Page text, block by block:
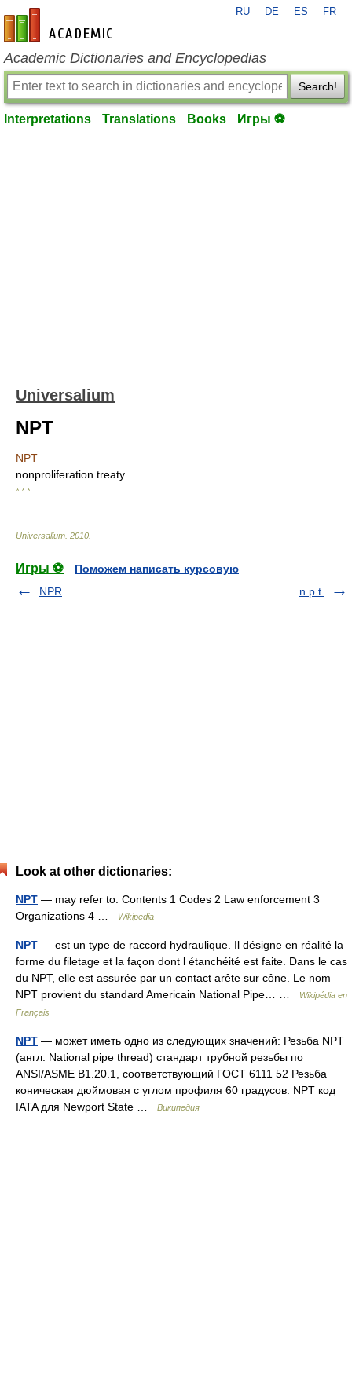
en-academic.com
RU DE ES FR
Academic Dictionaries and Encyclopedias
Search!
Interpretations Translations Books Игры ⚽
Universalium
NPT
NPT
nonproliferation treaty.
* * *
Universalium 2010
Игры ⚽
Поможем написать курсовую
NPR
n.p.t.
Look at other dictionaries:
NPT — may refer to: Contents 1 Codes 2 Law enforcement 3
Organizations 4 …
Wikipedia
NPT — est un type de raccord hydraulique. Il désigne en réalité la
forme du filetage et la façon dont l étanchéité est faite. Dans le cas
du NPT, elle est assurée par un contact arête sur cône. Le nom
NPT provient du standard Americain National Pipe… …
Wikipédia en
Français
NPT — может иметь одно из следующих значений: Резьба NPT
(англ. National pipe thread) стандарт трубной резьбы по
ANSI/ASME B1.20.1, соответствующий ГОСТ 6111 52 Резьба
коническая дюймовая с углом профиля 60 градусов. NPT код
IATA для Newport State …
Википедия